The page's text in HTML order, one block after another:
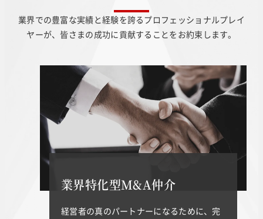
業界での豊富な実績と経験を誇るプロフェッショナルプレイ
ヤーが、皆さまの成功に貢献することをお約束します。
業界特化型M&A仲介
経営者の真のパートナーになるために、完